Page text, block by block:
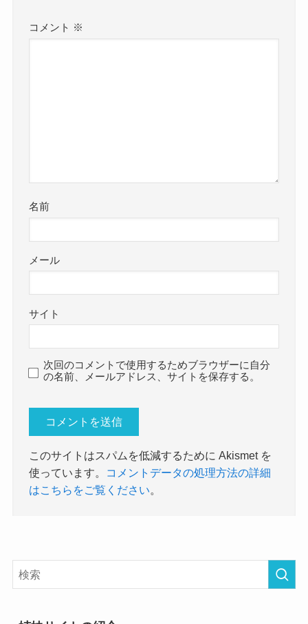
コメント ※
名前
メール
サイト
次回のコメントで使用するためブラウザーに自分
の名前、メールアドレス、サイトを保存する。
このサイトはスパムを低減するために Akismet を
使っています。
コメントデータの処理方法の詳細
はこちらをご覧ください。